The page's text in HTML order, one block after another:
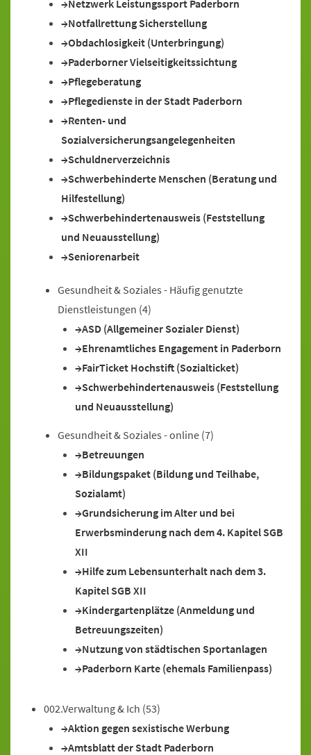
Netzwerk Leistungssport Paderborn
Notfallrettung Sicherstellung
Obdachlosigkeit (Unterbringung)
Paderborner Vielseitigkeitssichtung
Pflegeberatung
Pflegedienste in der Stadt Paderborn
Renten- und
Sozialversicherungsangelegenheiten
Schuldnerverzeichnis
Schwerbehinderte Menschen (Beratung und
Hilfestellung)
Schwerbehindertenausweis (Feststellung
und Neuausstellung)
Seniorenarbeit
Gesundheit & Soziales - Häufig genutzte
Dienstleistungen (4)
ASD (Allgemeiner Sozialer Dienst)
Ehrenamtliches Engagement in Paderborn
FairTicket Hochstift (Sozialticket)
Schwerbehindertenausweis (Feststellung
und Neuausstellung)
Gesundheit & Soziales - online (7)
Betreuungen
Bildungspaket (Bildung und Teilhabe,
Sozialamt)
Grundsicherung im Alter und bei
Erwerbsminderung nach dem 4. Kapitel SGB
XII
Hilfe zum Lebensunterhalt nach dem 3.
Kapitel SGB XII
Kindergartenplätze (Anmeldung und
Betreuungszeiten)
Nutzung von städtischen Sportanlagen
Paderborn Karte (ehemals Familienpass)
002.Verwaltung & Ich (53)
Aktion gegen sexistische Werbung
Amtsblatt der Stadt Paderborn